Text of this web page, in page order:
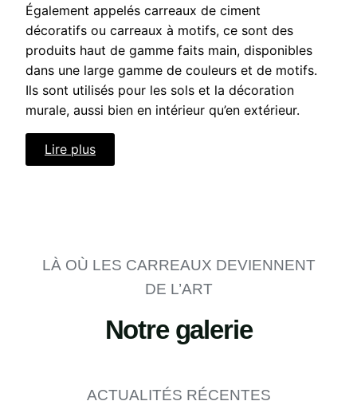
Également appelés carreaux de ciment
décoratifs ou carreaux à motifs, ce sont des
produits haut de gamme faits main, disponibles
dans une large gamme de couleurs et de motifs.
Ils sont utilisés pour les sols et la décoration
murale, aussi bien en intérieur qu’en extérieur.
Lire plus
LÀ OÙ LES CARREAUX DEVIENNENT
DE L’ART
Notre galerie
ACTUALITÉS RÉCENTES